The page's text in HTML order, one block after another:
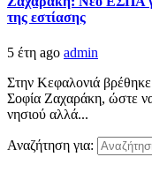
της εστίασης
5 έτη ago admin
Στην Κεφαλονιά
Σοφία Ζαχαράκη, ώστε να
νησιού αλλά...
Αναζήτηση για: